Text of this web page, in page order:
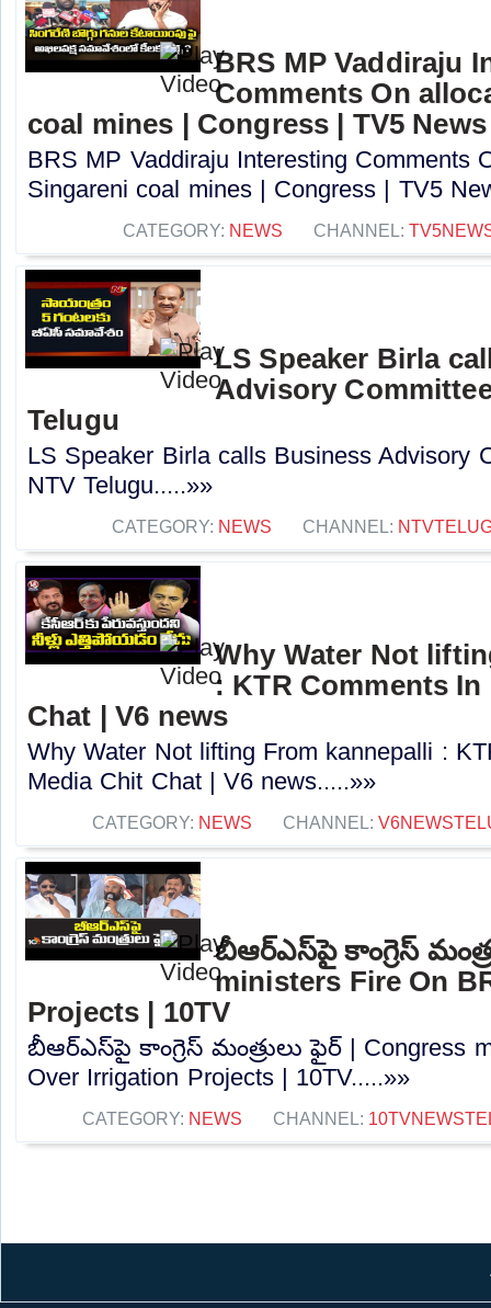
BRS MP Vaddiraju
Comments On
coal mines | Congress | TV5 News
BRS MP Vaddiraju Interesting Comments
Singareni coal mines | Congress | TV5
CATEGORY: NEWS CHANNEL:
LS Speaker Birla
Advisory
Telugu
LS Speaker Birla calls Business Advisory
NTV Telugu.....»»
CATEGORY: NEWS CHANNEL:
Why Water Not
: KTR Comments
Chat | V6 news
Why Water Not lifting From kannepalli :
Media Chit Chat | V6 news.....»»
CATEGORY: NEWS CHANNEL:
బీఆర్ఎస్‎పై కాంగ్రెస్
ministers Fire On
Projects | 10TV
బీఆర్ఎస్‎పై కాంగ్రెస్ మంత్రులు ఫైర్ | Congress
Over Irrigation Projects | 10TV.....»»
CATEGORY: NEWS CHANNEL: